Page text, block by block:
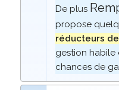
De plus
propose
réducteurs
gestion habile
chances de